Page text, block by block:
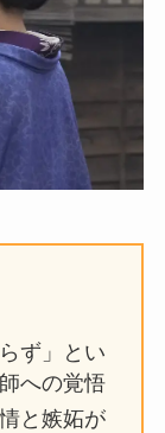
ず」とい
への覚悟
と嫉妬が